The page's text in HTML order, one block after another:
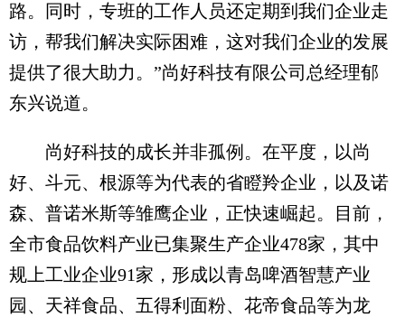
路。同时，专班的工作人员还定期到我们企业走
访，帮我们解决实际困难，这对我们企业的发展
提供了很大助力。”尚好科技有限公司总经理郁
东兴说道。
尚好科技的成长并非孤例。在平度，以尚
好、斗元、根源等为代表的省瞪羚企业，以及诺
森、普诺米斯等雏鹰企业，正快速崛起。目前，
全市食品饮料产业已集聚生产企业478家，其中
规上工业企业91家，形成以青岛啤酒智慧产业
园、天祥食品、五得利面粉、花帝食品等为龙